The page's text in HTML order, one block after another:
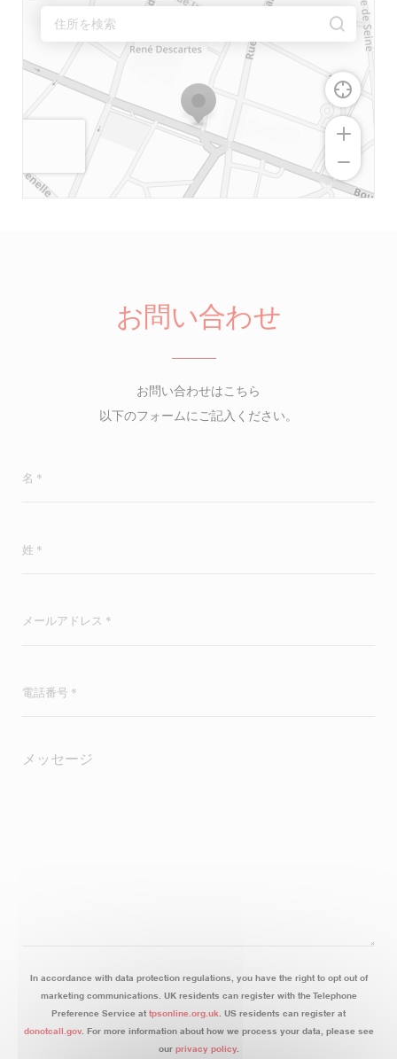
お問い合わせ
お問い合わせはこちら
以下のフォームにご記入ください。
In accordance with data protection regulations, you have the right to opt out of
marketing communications. UK residents can register with the Telephone
Preference Service at tpsonline.org.uk . US residents can register at
donotcall.gov. For more information about how we process your data, please see
our privacy policy.